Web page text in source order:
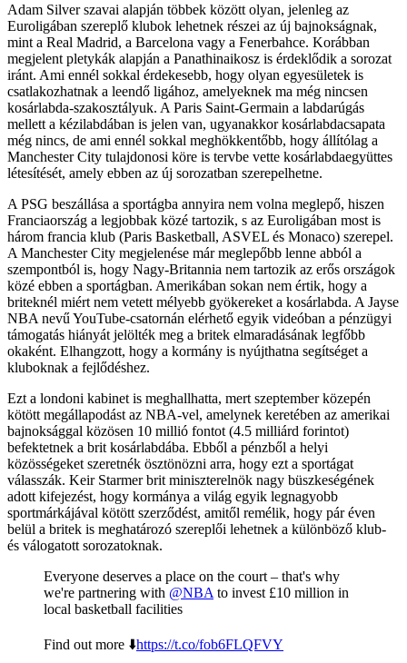
Adam Silver szavai alapján többek között olyan, jelenleg az
Euroligában szereplő klubok lehetnek részei az új bajnokságnak,
mint a Real Madrid, a Barcelona vagy a Fenerbahce. Korábban
megjelent pletykák alapján a Panathinaikosz is érdeklődik a sorozat
iránt. Ami ennél sokkal érdekesebb, hogy olyan egyesületek is
csatlakozhatnak a leendő ligához, amelyeknek ma még nincsen
kosárlabda-szakosztályuk. A Paris Saint-Germain a labdarúgás
mellett a kézilabdában is jelen van, ugyanakkor kosárlabdacsapata
még nincs, de ami ennél sokkal meghökkentőbb, hogy állítólag a
Manchester City tulajdonosi köre is tervbe vette kosárlabdaegyüttes
létesítését, amely ebben az új sorozatban szerepelhetne.
A PSG beszállása a sportágba annyira nem volna meglepő, hiszen
Franciaország a legjobbak közé tartozik, s az Euroligában most is
három francia klub (Paris Basketball, ASVEL és Monaco) szerepel.
A Manchester City megjelenése már meglepőbb lenne abból a
szempontból is, hogy Nagy-Britannia nem tartozik az erős országok
közé ebben a sportágban. Amerikában sokan nem értik, hogy a
briteknél miért nem vetett mélyebb gyökereket a kosárlabda. A Jayse
NBA nevű YouTube-csatornán elérhető egyik videóban a pénzügyi
támogatás hiányát jelölték meg a britek elmaradásának legfőbb
okaként. Elhangzott, hogy a kormány is nyújthatna segítséget a
kluboknak a fejlődéshez.
Ezt a londoni kabinet is meghallhatta, mert szeptember közepén
kötött megállapodást az NBA-vel, amelynek keretében az amerikai
bajnoksággal közösen 10 millió fontot (4.5 milliárd forintot)
befektetnek a brit kosárlabdába. Ebből a pénzből a helyi
közösségeket szeretnék ösztönözni arra, hogy ezt a sportágat
válasszák. Keir Starmer brit miniszterelnök nagy büszkeségének
adott kifejezést, hogy kormánya a világ egyik legnagyobb
sportmárkájával kötött szerződést, amitől remélik, hogy pár éven
belül a britek is meghatározó szereplői lehetnek a különböző klub-
és válogatott sorozatoknak.
Everyone deserves a place on the court – that's why
we're partnering with @NBA to invest £10 million in
local basketball facilities
Find out more ⬇️https://t.co/fob6FLQFVY